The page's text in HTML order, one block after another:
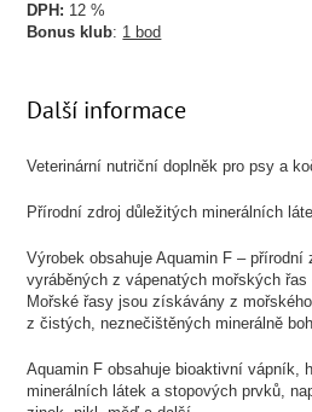
DPH: 12 %
Bonus klub: 1 bod
Další informace
Veterinární nutriční doplněk pro psy a
Přírodní zdroj důležitých minerálních
Výrobek obsahuje Aquamin F – přírodní
vyráběných z vápenatých mořských
Mořské řasy jsou získávány z
z čistých, neznečištěných minerálně
Aquamin F obsahuje bioaktivní vápník,
minerálních látek a stopových prvků,